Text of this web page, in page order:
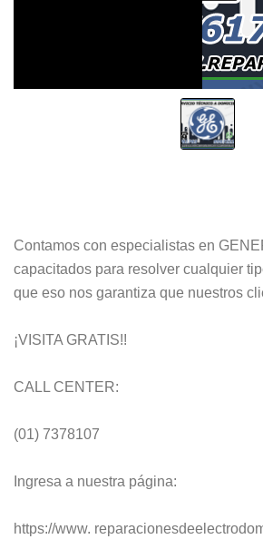
Contamos con especialistas en
capacitados para resolver cualquier
que eso nos garantiza que nuestros
¡VISITA GRATIS!!
CALL CENTER:
(01) 7378107
Ingresa a nuestra página:
https://www.